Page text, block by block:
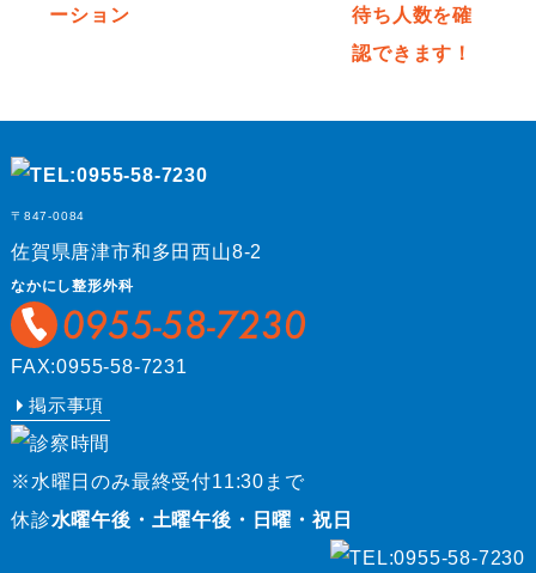
〒847-0084
佐賀県唐津市和多田西山8-2
なかにし整形外科
FAX:0955-58-7231
掲示事項
※水曜日のみ最終受付11:30まで
休診水曜午後・土曜午後・日曜・祝日